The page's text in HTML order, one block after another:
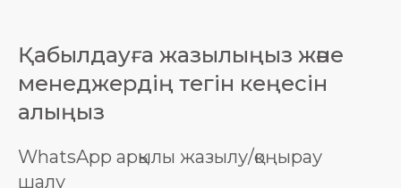
Қабылдауға жазылыңыз және
менеджердің тегін кеңесін
алыңыз
WhatsApp арқылы жазылу/қоңырау
шалу